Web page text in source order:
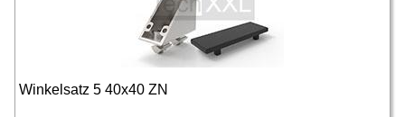
Winkelsatz 5 40x40 ZN